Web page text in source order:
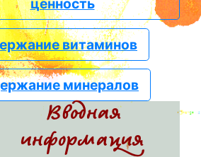
ценность
витаминов
минералов
Вводная
информация